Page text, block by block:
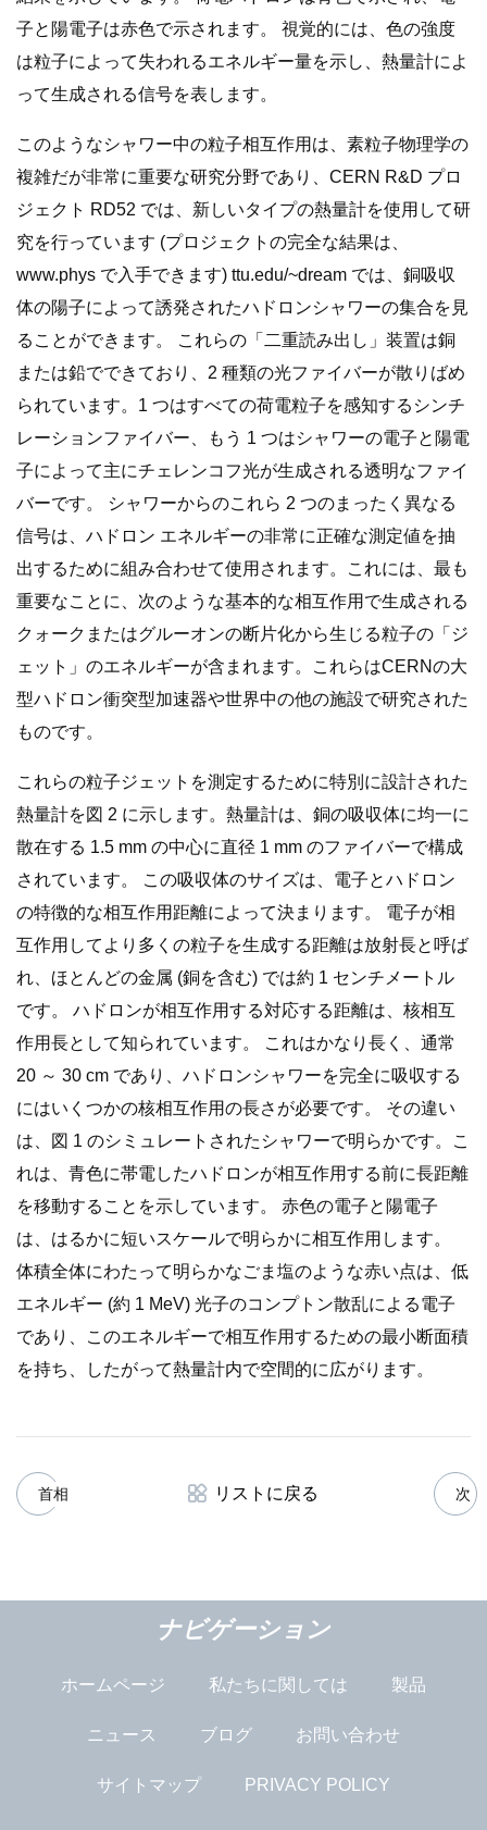
子と陽電子は赤色で示されます。 視覚的には、色の強度
は粒子によって失われるエネルギー量を示し、熱量計によ
って生成される信号を表します。
このようなシャワー中の粒子相互作用は、素粒子物理学の
複雑だが非常に重要な研究分野であり、CERN R&D プロ
ジェクト RD52 では、新しいタイプの熱量計を使用して研
究を行っています (プロジェクトの完全な結果は、
www.phys で入手できます) ttu.edu/~dream では、銅吸収
体の陽子によって誘発されたハドロンシャワーの集合を見
ることができます。 これらの「二重読み出し」装置は銅
または鉛でできており、2 種類の光ファイバーが散りばめ
られています。1 つはすべての荷電粒子を感知するシンチ
レーションファイバー、もう 1 つはシャワーの電子と陽電
子によって主にチェレンコフ光が生成される透明なファイ
バーです。 シャワーからのこれら 2 つのまったく異なる
信号は、ハドロン エネルギーの非常に正確な測定値を抽
出するために組み合わせて使用​​されます。これには、最も
重要なことに、次のような基本的な相互作用で生成される
クォークまたはグルーオンの断片化から生じる粒子の「ジ
ェット」のエネルギーが含まれます。これらはCERNの大
型ハドロン衝突型加速器や世界中の他の施設で研究された
ものです。
これらの粒子ジェットを測定するために特別に設計された
熱量計を図 2 に示します。熱量計は、銅の吸収体に均一に
散在する 1.5 mm の中心に直径 1 mm のファイバーで構成
されています。 この吸収体のサイズは、電子とハドロン
の特徴的な相互作用距離によって決まります。 電子が相
互作用してより多くの粒子を生成する距離は放射長と呼ば
れ、ほとんどの金属 (銅を含む) では約 1 センチメートル
です。 ハドロンが相互作用する対応する距離は、核相互
作用長として知られています。 これはかなり長く、通常
20 ～ 30 cm であり、ハドロンシャワーを完全に吸収する
にはいくつかの核相互作用の長さが必要です。 その違い
は、図 1 のシミュレートされたシャワーで明らかです。こ
れは、青色に帯電したハドロンが相互作用する前に長距離
を移動することを示しています。 赤色の電子と陽電子
は、はるかに短いスケールで明らかに相互作用します。
体積全体にわたって明らかなごま塩のような赤い点は、低
エネルギー (約 1 MeV) 光子のコンプトン散乱による電子
であり、このエネルギーで相互作用するための最小断面積
を持ち、したがって熱量計内で空間的に広がります。
首相 リストに戻る 次
ナビゲーション
ホームページ 私たちに関しては 製品
ニュース ブログ お問い合わせ
サイトマップ PRIVACY POLICY